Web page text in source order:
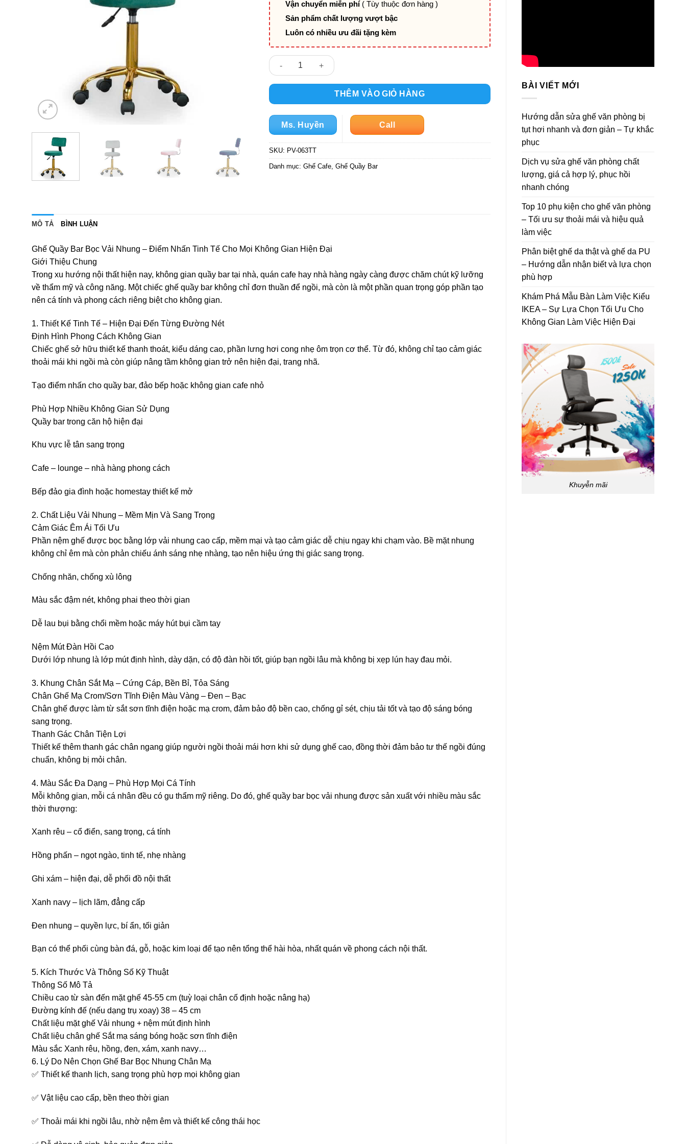
BÀI VIẾT MỚI
Hướng dẫn sửa ghế văn phòng bị
tụt hơi nhanh và đơn giản – Tự khắc
phục
Dịch vụ sửa ghế văn phòng chất
lượng, giá cả hợp lý, phục hồi
nhanh chóng
Top 10 phụ kiện cho ghế văn phòng
– Tối ưu sự thoải mái và hiệu quả
làm việc
Phân biệt ghế da thật và ghế da PU
– Hướng dẫn nhận biết và lựa chọn
phù hợp
Khám Phá Mẫu Bàn Làm Việc Kiểu
IKEA – Sự Lựa Chọn Tối Ưu Cho
Không Gian Làm Việc Hiện Đại
Khuyễn mãi
Vận chuyển miễn phí ( Tùy thuộc đơn hàng )
Sản phẩm chất lượng vượt bậc
Luôn có nhiều ưu đãi tặng kèm
Ghế quầy bar thấp - ghế xoay spa PV-063TT số lượng
THÊM VÀO GIỎ HÀNG
Ms. Huyền Call
SKU: PV-063TT
Danh mục: Ghế Cafe, Ghế Quầy Bar
MÔ TẢ BÌNH LUẬN
Ghế Quầy Bar Bọc Vải Nhung – Điểm Nhấn Tinh Tế Cho Mọi Không Gian Hiện Đại
Giới Thiệu Chung
Trong xu hướng nội thất hiện nay, không gian quầy bar tại nhà, quán cafe hay nhà hàng ngày càng được chăm chút kỹ lưỡng
về thẩm mỹ và công năng. Một chiếc ghế quầy bar không chỉ đơn thuần để ngồi, mà còn là một phần quan trọng góp phần tạo
nên cá tính và phong cách riêng biệt cho không gian.
1. Thiết Kế Tinh Tế – Hiện Đại Đến Từng Đường Nét
Định Hình Phong Cách Không Gian
Chiếc ghế sở hữu thiết kế thanh thoát, kiểu dáng cao, phần lưng hơi cong nhẹ ôm trọn cơ thể. Từ đó, không chỉ tạo cảm giác
thoải mái khi ngồi mà còn giúp nâng tầm không gian trở nên hiện đại, trang nhã.
Tạo điểm nhấn cho quầy bar, đảo bếp hoặc không gian cafe nhỏ
Phù Hợp Nhiều Không Gian Sử Dụng
Quầy bar trong căn hộ hiện đại
Khu vực lễ tân sang trọng
Cafe – lounge – nhà hàng phong cách
Bếp đảo gia đình hoặc homestay thiết kế mở
2. Chất Liệu Vải Nhung – Mềm Mịn Và Sang Trọng
Cảm Giác Êm Ái Tối Ưu
Phần nệm ghế được bọc bằng lớp vải nhung cao cấp, mềm mại và tạo cảm giác dễ chịu ngay khi chạm vào. Bề mặt nhung
không chỉ êm mà còn phản chiếu ánh sáng nhẹ nhàng, tạo nên hiệu ứng thị giác sang trọng.
Chống nhăn, chống xù lông
Màu sắc đậm nét, không phai theo thời gian
Dễ lau bụi bằng chổi mềm hoặc máy hút bụi cầm tay
Nệm Mút Đàn Hồi Cao
Dưới lớp nhung là lớp mút định hình, dày dặn, có độ đàn hồi tốt, giúp bạn ngồi lâu mà không bị xẹp lún hay đau mỏi.
3. Khung Chân Sắt Mạ – Cứng Cáp, Bền Bỉ, Tỏa Sáng
Chân Ghế Mạ Crom/Sơn Tĩnh Điện Màu Vàng – Đen – Bạc
Chân ghế được làm từ sắt sơn tĩnh điện hoặc mạ crom, đảm bảo độ bền cao, chống gỉ sét, chịu tải tốt và tạo độ sáng bóng
sang trọng.
Thanh Gác Chân Tiện Lợi
Thiết kế thêm thanh gác chân ngang giúp người ngồi thoải mái hơn khi sử dụng ghế cao, đồng thời đảm bảo tư thế ngồi đúng
chuẩn, không bị mỏi chân.
4. Màu Sắc Đa Dạng – Phù Hợp Mọi Cá Tính
Mỗi không gian, mỗi cá nhân đều có gu thẩm mỹ riêng. Do đó, ghế quầy bar bọc vải nhung được sản xuất với nhiều màu sắc
thời thượng:
Xanh rêu – cổ điển, sang trọng, cá tính
Hồng phấn – ngọt ngào, tinh tế, nhẹ nhàng
Ghi xám – hiện đại, dễ phối đồ nội thất
Xanh navy – lịch lãm, đẳng cấp
Đen nhung – quyền lực, bí ẩn, tối giản
Bạn có thể phối cùng bàn đá, gỗ, hoặc kim loại để tạo nên tổng thể hài hòa, nhất quán về phong cách nội thất.
5. Kích Thước Và Thông Số Kỹ Thuật
Thông Số Mô Tả
Chiều cao từ sàn đến mặt ghế 45-55 cm (tuỳ loại chân cố định hoặc nâng hạ)
Đường kính đế (nếu dạng trụ xoay) 38 – 45 cm
Chất liệu mặt ghế Vải nhung + nệm mút định hình
Chất liệu chân ghế Sắt mạ sáng bóng hoặc sơn tĩnh điện
Màu sắc Xanh rêu, hồng, đen, xám, xanh navy…
6. Lý Do Nên Chọn Ghế Bar Bọc Nhung Chân Mạ
✅ Thiết kế thanh lịch, sang trọng phù hợp mọi không gian
✅ Vật liệu cao cấp, bền theo thời gian
✅ Thoải mái khi ngồi lâu, nhờ nệm êm và thiết kế công thái học